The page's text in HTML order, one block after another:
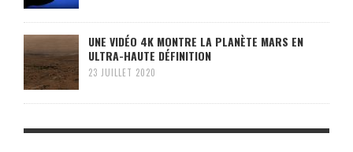
UNE VIDÉO 4K MONTRE LA PLANÈTE MARS EN
ULTRA-HAUTE DÉFINITION
23 JUILLET 2020